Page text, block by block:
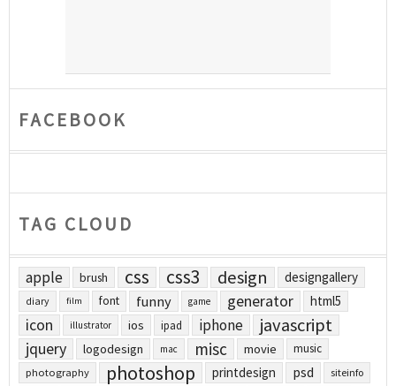
FACEBOOK
TAG CLOUD
apple brush css css3 design designgallery
diary film font funny game generator html5
icon illustrator ios ipad iphone javascript
jquery logodesign mac misc movie music
photography photoshop printdesign psd siteinfo